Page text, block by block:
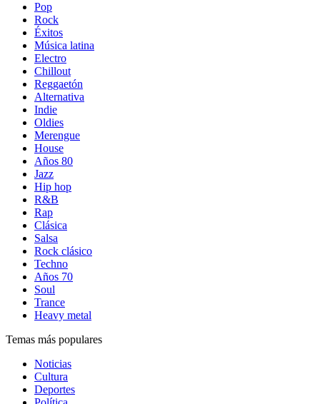
Pop
Rock
Éxitos
Música latina
Electro
Chillout
Reggaetón
Alternativa
Indie
Oldies
Merengue
House
Años 80
Jazz
Hip hop
R&B
Rap
Clásica
Salsa
Rock clásico
Techno
Años 70
Soul
Trance
Heavy metal
Temas más populares
Noticias
Cultura
Deportes